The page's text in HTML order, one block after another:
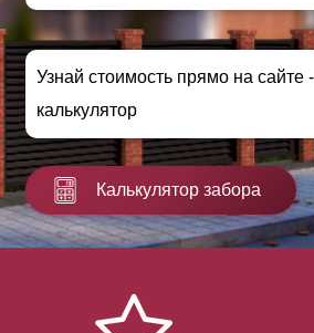
Узнай стоимость прямо на сайте
калькулятор
Калькулятор забора